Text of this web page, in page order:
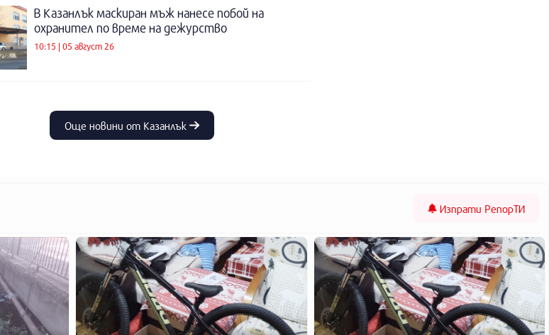
В Казанлък маскиран мъж нанесе побой на
охранител по време на дежурство
10:15 | 05 август 26
Още новини от Казанлък
Изпрати РепорТИ